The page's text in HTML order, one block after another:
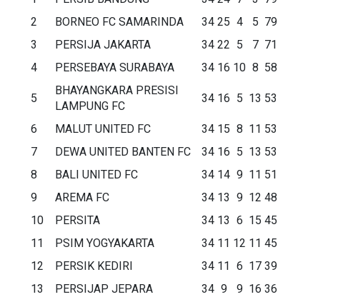
2
BORNEO FC SAMARINDA 34 25 4 5 79
3
PERSIJA JAKARTA 34 22 5 7 71
4
PERSEBAYA SURABAYA 34 16 10 8 58
5
BHAYANGKARA PRESISI
LAMPUNG FC
34 16 5 13 53
6 MALUT UNITED FC 34 15 8 11 53
7
DEWA UNITED BANTEN FC 34 16 5 13 53
8
BALI UNITED FC 34 14 9 11 51
9
AREMA FC 34 13 9 12 48
10
PERSITA 34 13 6 15 45
11
PSIM YOGYAKARTA 34 11 12 11 45
12
PERSIK KEDIRI 34 11 6 17 39
13
PERSIJAP JEPARA 34 9 9 16 36